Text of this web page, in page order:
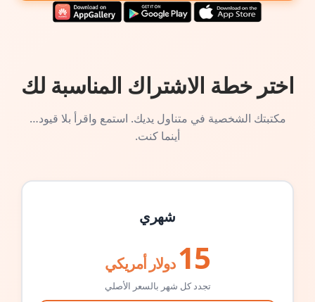
اختر خطة الاشتراك المناسبة لك
مكتبتك الشخصية في متناول يديك. استمع واقرأ بلا قيود…
أينما كنت.
شهري
15 دولار أمريكي
تجدد كل شهر بالسعر الأصلي